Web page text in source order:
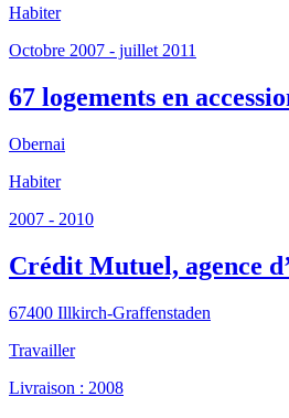
Habiter
Octobre 2007 - juillet 2011
67 logements en
Obernai
Habiter
2007 - 2010
Crédit Mutuel, agence
67400 Illkirch-Graffenstaden
Travailler
Livraison : 2008